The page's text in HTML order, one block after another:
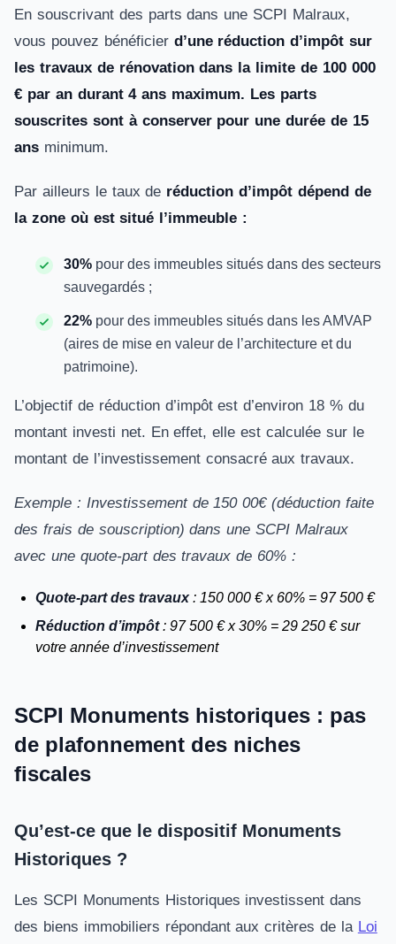
En souscrivant des parts dans une SCPI Malraux,
vous pouvez bénéficier d’une réduction d’impôt sur
les travaux de rénovation dans la limite de 100 000
€ par an durant 4 ans maximum. Les parts
souscrites sont à conserver pour une durée de 15
ans minimum.
Par ailleurs le taux de réduction d’impôt dépend de
la zone où est situé l’immeuble :
30% pour des immeubles situés dans des secteurs
sauvegardés ;
22% pour des immeubles situés dans les AMVAP
(aires de mise en valeur de l’architecture et du
patrimoine).
L’objectif de réduction d’impôt est d’environ 18 % du
montant investi net. En effet, elle est calculée sur le
montant de l’investissement consacré aux travaux.
Exemple : Investissement de 150 00€ (déduction faite
des frais de souscription) dans une SCPI Malraux
avec une quote-part des travaux de 60% :
Quote-part des travaux: 150 000 € x 60% = 97 500 €
Réduction d’impôt: 97 500 € x 30% = 29 250 € sur
votre année d’investissement
SCPI Monuments historiques : pas
de plafonnement des niches
fiscales
Qu’est-ce que le dispositif Monuments
Historiques ?
Les SCPI Monuments Historiques investissent dans
des biens immobiliers répondant aux critères de la Loi